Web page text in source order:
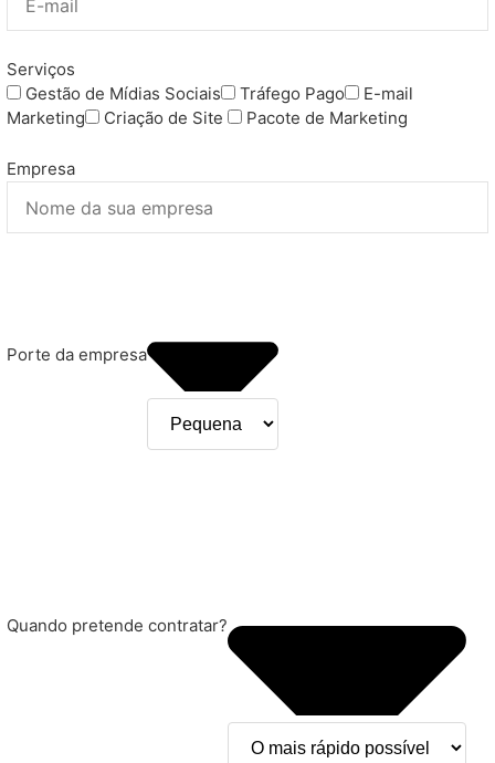
Serviços
Gestão de Mídias Sociais
Tráfego Pago
E-mail
Marketing
Criação de Site Pacote de Marketing
Empresa
Porte da empresa
Quando pretende contratar?